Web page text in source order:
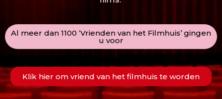
Al meer dan 1100 ‘Vrienden van het Filmhuis’ gingen
u voor
Klik hier om vriend van het filmhuis te worden